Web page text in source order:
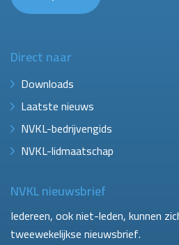
Direct naar
Downloads
Laatste nieuws
NVKL-bedrijvengids
NVKL-lidmaatschap
NVKL nieuwsbrief
Iedereen, ook niet-leden, kunnen
tweewekelijkse nieuwsbrief.